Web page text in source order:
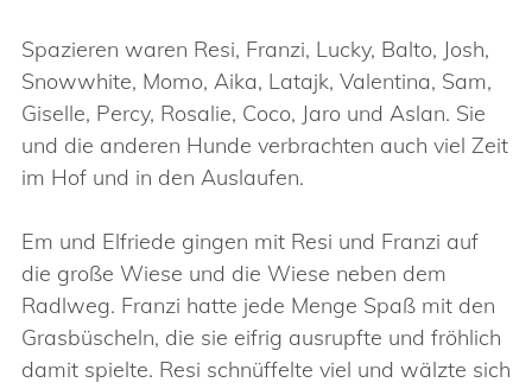
Spazieren waren Resi, Franzi, Lucky, Balto, Josh,
Snowwhite, Momo, Aika, Latajk, Valentina, Sam,
Giselle, Percy, Rosalie, Coco, Jaro und Aslan. Sie
und die anderen Hunde verbrachten auch viel Zeit
im Hof und in den Auslaufen.
Em und Elfriede gingen mit Resi und Franzi auf
die große Wiese und die Wiese neben dem
Radlweg. Franzi hatte jede Menge Spaß mit den
Grasbüscheln, die sie eifrig ausrupfte und fröhlich
damit spielte. Resi schnüffelte viel und wälzte sich